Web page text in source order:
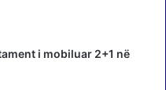
i mobiluar 2+1 në